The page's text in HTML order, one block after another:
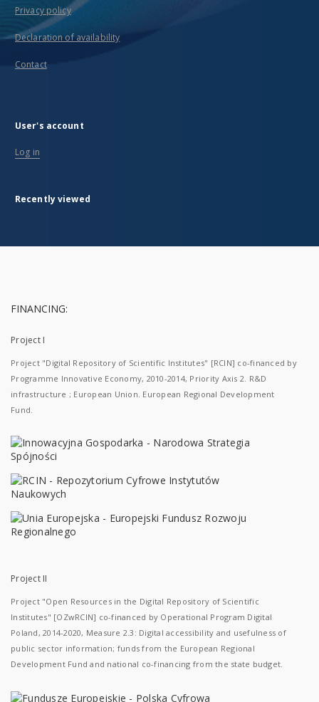
Privacy policy
Declaration of availability
Contact
User's account
Log in
Recently viewed
FINANCING:
Project I
Project "Digital Repository of Scientific Institutes" [RCIN] co-financed by
Programme Innovative Economy, 2010-2014, Priority Axis 2. R&D
infrastructure ; European Union. European Regional Development
Fund.
Project II
Project "Open Resources in the Digital Repository of Scientific
Institutes" [OZwRCIN] co-financed by Operational Program Digital
Poland, 2014-2020, Measure 2.3: Digital accessibility and usefulness of
public sector information; funds from the European Regional
Development Fund and national co-financing from the state budget.